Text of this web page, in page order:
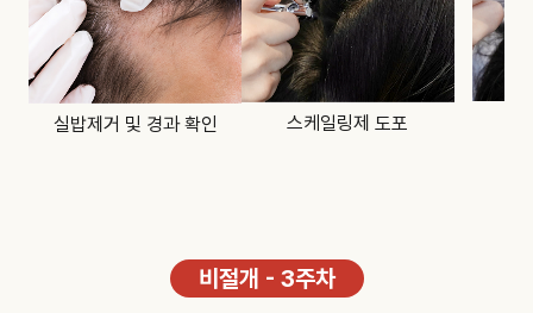
실밥제거 및 경과 확인 스케일링제 도포
비절개 - 3주차